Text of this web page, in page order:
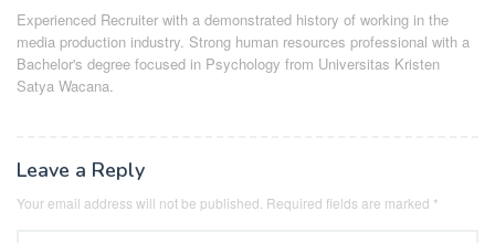
Experienced Recruiter with a demonstrated history of working in the
media production industry. Strong human resources professional with a
Bachelor's degree focused in Psychology from Universitas Kristen
Satya Wacana.
Leave a Reply
Your email address will not be published. Required fields are marked *